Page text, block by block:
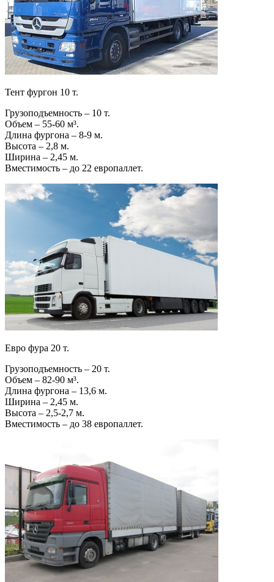
Тент фургон 10 т.
Грузоподъемность – 10 т.
Объем – 55-60 м³.
Длина фургона – 8-9 м.
Высота – 2,8 м.
Ширина – 2,45 м.
Вместимость – до 22 европаллет.
Евро фура 20 т.
Грузоподъемность – 20 т.
Объем – 82-90 м³.
Длина фургона – 13,6 м.
Ширина – 2,45 м.
Высота – 2,5-2,7 м.
Вместимость – до 38 европаллет.